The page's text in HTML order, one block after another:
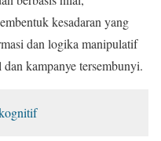
kesadaran yang
dan logika manipulatif
kampanye tersembunyi.